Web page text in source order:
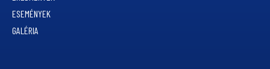
ESEMÉNYEK
GALÉRIA